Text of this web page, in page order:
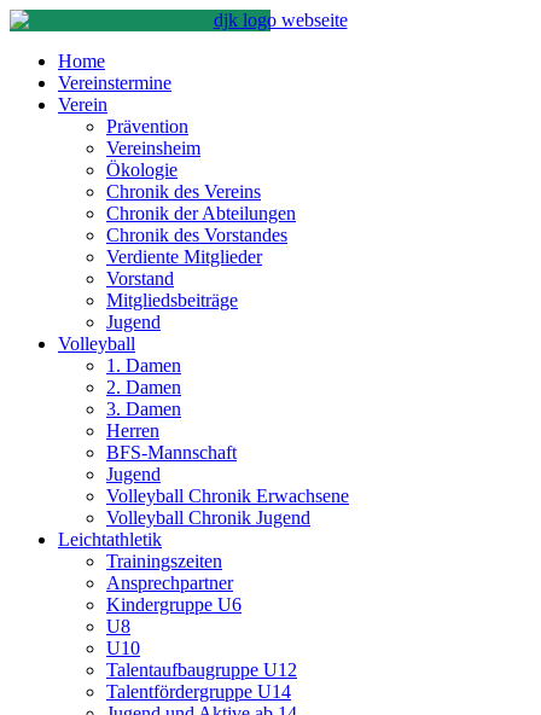
Home
Vereinstermine
Verein
Prävention
Vereinsheim
Ökologie
Chronik des Vereins
Chronik der Abteilungen
Chronik des Vorstandes
Verdiente Mitglieder
Vorstand
Mitgliedsbeiträge
Jugend
Volleyball
1. Damen
2. Damen
3. Damen
Herren
BFS-Mannschaft
Jugend
Volleyball Chronik Erwachsene
Volleyball Chronik Jugend
Leichtathletik
Trainingszeiten
Ansprechpartner
Kindergruppe U6
U8
U10
Talentaufbaugruppe U12
Talentfördergruppe U14